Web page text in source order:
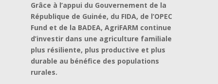
Grâce à l’appui du Gouvernement de la
République de Guinée, du FIDA, de l’OPEC
Fund et de la BADEA, AgriFARM continue
d’investir dans une agriculture familiale
plus résiliente, plus productive et plus
durable au bénéfice des populations
rurales.